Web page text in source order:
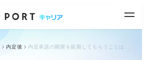
内定後